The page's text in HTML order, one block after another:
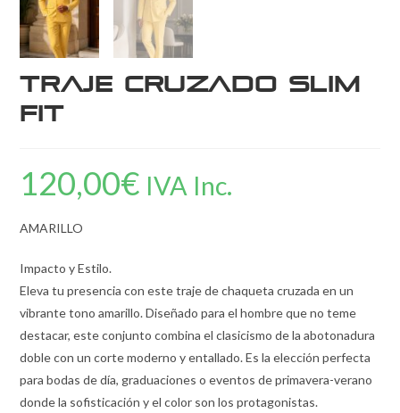
Traje Cruzado Slim
Fit
120,00€ IVA Inc.
AMARILLO
Impacto y Estilo.
Eleva tu presencia con este traje de chaqueta cruzada en un
vibrante tono amarillo. Diseñado para el hombre que no teme
destacar, este conjunto combina el clasicismo de la abotonadura
doble con un corte moderno y entallado. Es la elección perfecta
para bodas de día, graduaciones o eventos de primavera-verano
donde la sofisticación y el color son los protagonistas.